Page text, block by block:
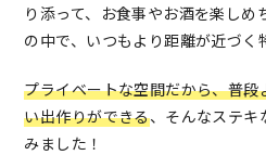
り添って、お食事やお酒を楽し
の中で、いつもより距離が近づく
プライベートな空間だから、普
い出作りができる、そんなステキ
みました！